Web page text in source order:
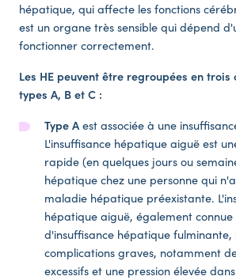
hépatique, qui affecte les fonctions
est un organe très sensible qui dépend
fonctionner correctement.
Les HE peuvent être regroupées en trois
types A, B et C :
Type Aest associée à une
L'insuffisance hépatique aiguë est
rapide (en quelques jours ou
hépatique chez une personne qui
maladie hépatique préexistante.
hépatique aiguë, également connue
d'insuffisance hépatique
complications graves, notamment
excessifs et une pression élevée